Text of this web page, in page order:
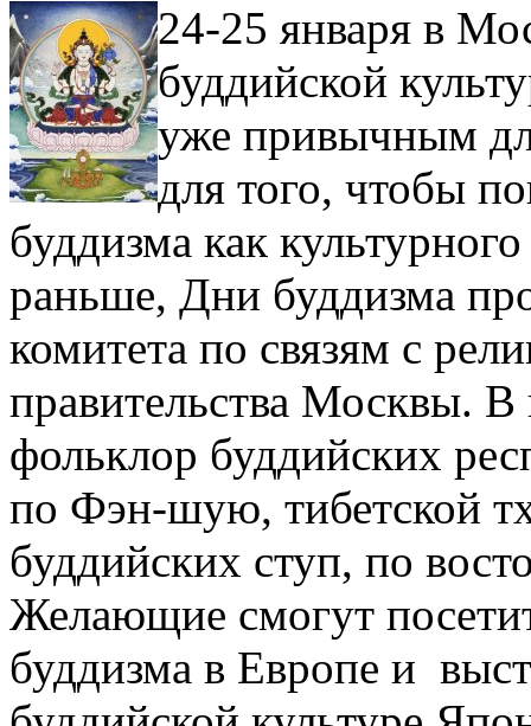
24-25 января в
буддийской
уже привычным
для того, чтобы
буддизма как
раньше, Дни буддизма
комитета по связям с
правительства Москвы. В
фольклор буддийских
по Фэн-шую, тибетской
буддийских ступ, по
Желающие смогут
буддизма в Европе и